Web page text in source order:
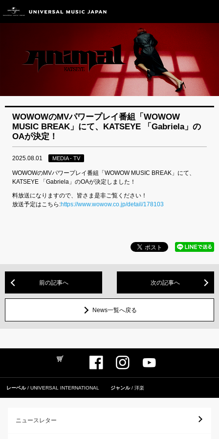
WOWOWのMVパワープレイ番組「WOWOW
MUSIC BREAK」にて、KATSEYE 「Gabriela」の
OAが決定！
2025.08.01 MEDIA - TV
WOWOWのMVパワープレイ番組「WOWOW MUSIC BREAK」にて、
KATSEYE 「Gabriela」のOAが決定しました！
料放送になりますので、皆さま是非ご覧ください！
放送予定はこちら:https://www.wowow.co.jp/detail/178103
前の記事へ 次の記事へ
News一覧へ戻る
レーベル UNIVERSAL INTERNATIONAL ジャンル 洋楽
ニュースレター